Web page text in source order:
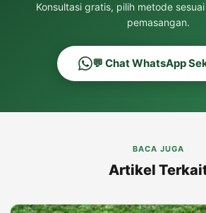
Konsultasi gratis, pilih metode
pemasangan.
💬 Chat WhatsApp
BACA JUGA
Artikel